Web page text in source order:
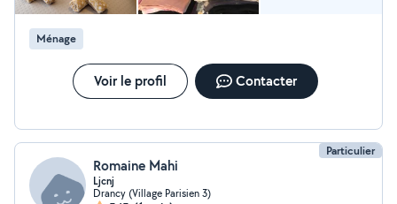
Ménage
Voir le profil Contacter
Particulier
Romaine Mahi
Ljcnj
Drancy (Village Parisien 3)